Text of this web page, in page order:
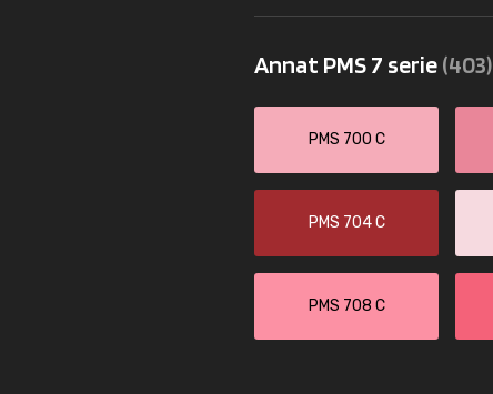
Annat PMS 7 serie(403)
PMS 700 C
PMS 704 C
PMS 708 C